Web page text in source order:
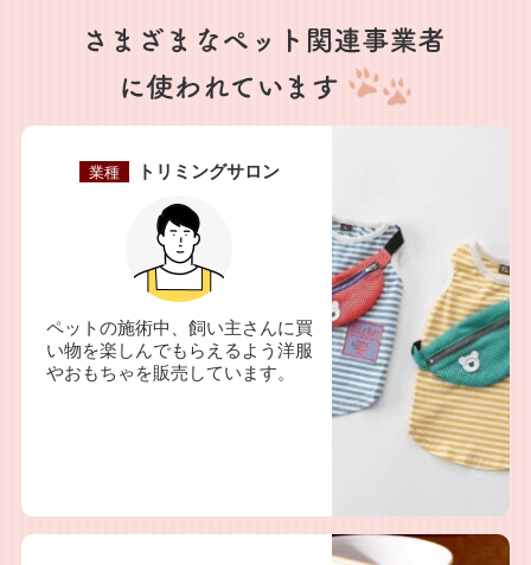
業種 トリミングサロン
ペットの施術中、飼い主さんに買
い物を楽しんでもらえるよう洋服
やおもちゃを販売しています。